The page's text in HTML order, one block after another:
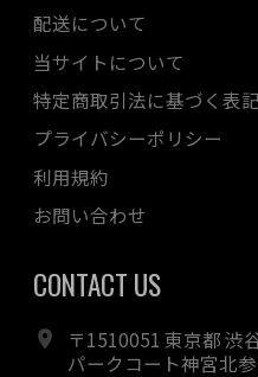
配送について
当サイトについて
特定商取引法に基づく表記
プライバシーポリシー
利用規約
お問い合わせ
CONTACT US
〒1510051 東京都 渋
パークコート神宮北